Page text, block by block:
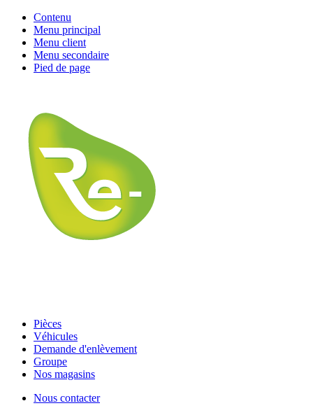
Contenu
Menu principal
Menu client
Menu secondaire
Pied de page
Pièces
Véhicules
Demande d'enlèvement
Groupe
Nos magasins
Nous contacter